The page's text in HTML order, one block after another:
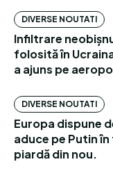
DIVERSE NOUTATI
Infiltrare
folosită în
a ajuns pe
DIVERSE NOUTATI
Europa dispune
aduce pe Putin
piardă din nou.